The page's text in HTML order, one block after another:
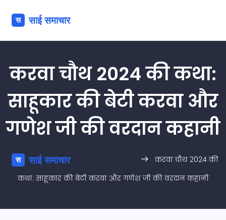
करवा चौथ 2024 की कथा:
साहूकार की बेटी करवा और
गणेश जी की वरदान कहानी
करवा चौथ 2024 की
कथा: साहूकार की बेटी करवा और गणेश जी की वरदान कहानी